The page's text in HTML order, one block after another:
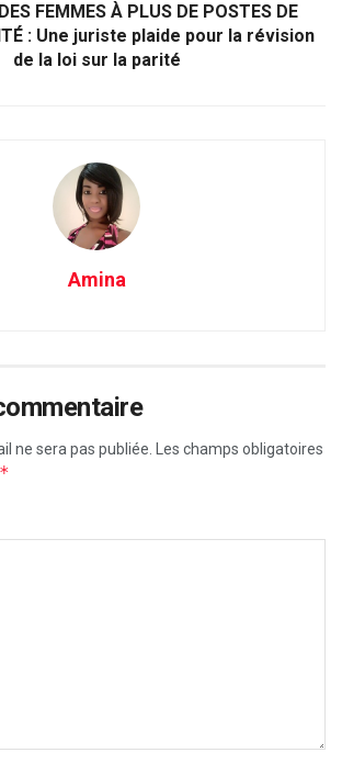
FEMMES À PLUS DE POSTES DE
: Une juriste plaide pour la révision
de la loi sur la parité
Amina
ne sera pas publiée.
Les champs obligatoires
*